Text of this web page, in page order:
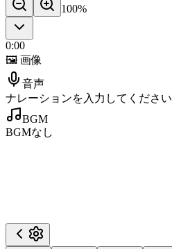
100%
0:00
🖼 画像
音声
ナレーションを入力してください
BGM
BGMなし